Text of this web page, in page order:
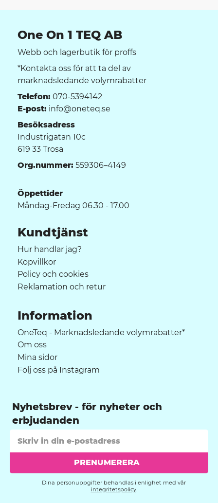
One On 1 TEQ AB
Webb och lagerbutik för proffs
*Kontakta oss för att ta del av
marknadsledande volymrabatter
Telefon: 070-5394142
E-post: info@oneteq.se
Besöksadress
Industrigatan 10c
619 33 Trosa
Org.nummer: 559306–4149
Öppettider
Måndag-Fredag 06.30 - 17.00
Kundtjänst
Hur handlar jag?
Köpvillkor
Policy och cookies
Reklamation och retur
Information
OneTeq - Marknadsledande volymrabatter*
Om oss
Mina sidor
Följ oss på Instagram
Nyhetsbrev
PRENUMERERA
Dina personuppgifter behandlas i enlighet med vår
integritetspolicy.